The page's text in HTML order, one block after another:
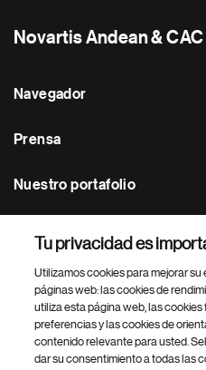
Novartis Andean &
Navegador
Prensa
Nuestro portafolio
Footer Site Search
Tu privacidad es
Utilizamos cookies para mejorar
páginas web: las cookies de
utiliza esta página web, las
preferencias y las cookies de
contenido relevante para usted.
dar su consentimiento a todas las